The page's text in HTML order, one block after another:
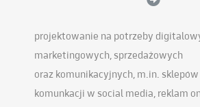
projektowanie na potrzeby
marketingowych, sprzedażowych
oraz komunikacyjnych, m.in.
komunkacji w social media, reklam